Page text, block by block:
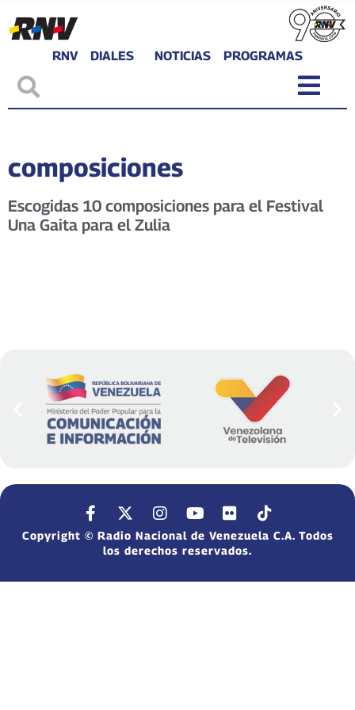
RNV DIALES NOTICIAS PROGRAMAS
composiciones
Escogidas 10 composiciones para el Festival
Una Gaita para el Zulia
Copyright © Radio Nacional de Venezuela C.A. Todos
los derechos reservados.